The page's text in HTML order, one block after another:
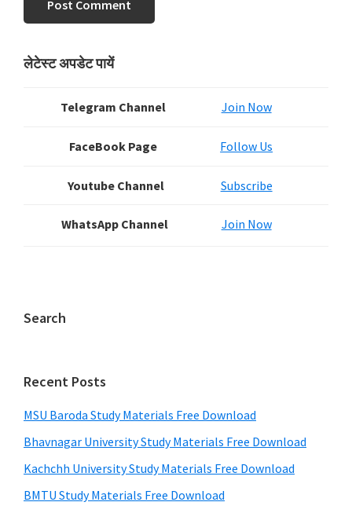
Primary
लेटेस्ट अपडेट पायें
Telegram Channel Join Now
FaceBook Page Follow Us
Youtube Channel Subscribe
WhatsApp Channel Join Now
Search
Recent Posts
MSU Baroda Study Materials Free Download
Bhavnagar University Study Materials Free Download
Kachchh University Study Materials Free Download
BMTU Study Materials Free Download